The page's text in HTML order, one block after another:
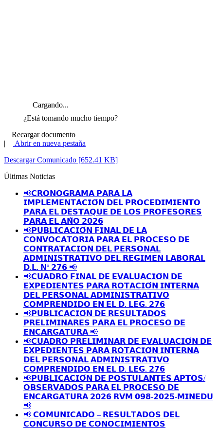
Cargando...
¿Está tomando mucho tiempo?
Recargar documento
|
Abrir en nueva pestaña
Descargar Comunicado [652.41 KB]
Últimas Noticias
📢𝗖𝗥𝗢𝗡𝗢𝗚𝗥𝗔𝗠𝗔 𝗣𝗔𝗥𝗔 𝗟𝗔
𝗜𝗠𝗣𝗟𝗘𝗠𝗘𝗡𝗧𝗔𝗖𝗜𝗢́𝗡 𝗗𝗘𝗟 𝗣𝗥𝗢𝗖𝗘𝗗𝗜𝗠𝗜𝗘𝗡𝗧𝗢
𝗣𝗔𝗥𝗔 𝗘𝗟 𝗗𝗘𝗦𝗧𝗔𝗤𝗨𝗘 𝗗𝗘 𝗟𝗢𝗦 𝗣𝗥𝗢𝗙𝗘𝗦𝗢𝗥𝗘𝗦
𝗣𝗔𝗥𝗔 𝗘𝗟 𝗔𝗡̃𝗢 𝟮𝟬𝟮𝟲
📢𝗣𝗨𝗕𝗟𝗜𝗖𝗔𝗖𝗜𝗢́𝗡 𝗙𝗜𝗡𝗔𝗟 𝗗𝗘 𝗟𝗔
𝗖𝗢𝗡𝗩𝗢𝗖𝗔𝗧𝗢𝗥𝗜𝗔 𝗣𝗔𝗥𝗔 𝗘𝗟 𝗣𝗥𝗢𝗖𝗘𝗦𝗢 𝗗𝗘
𝗖𝗢𝗡𝗧𝗥𝗔𝗧𝗔𝗖𝗜𝗢𝗡 𝗗𝗘𝗟 𝗣𝗘𝗥𝗦𝗢𝗡𝗔𝗟
𝗔𝗗𝗠𝗜𝗡𝗜𝗦𝗧𝗥𝗔𝗧𝗜𝗩𝗢 𝗗𝗘𝗟 𝗥𝗘𝗚𝗜𝗠𝗘𝗡 𝗟𝗔𝗕𝗢𝗥𝗔𝗟
𝗗.𝗟. 𝗡º 𝟮𝟳𝟲 📢
📢𝗖𝗨𝗔𝗗𝗥𝗢 𝗙𝗜𝗡𝗔𝗟 𝗗𝗘 𝗘𝗩𝗔𝗟𝗨𝗔𝗖𝗜𝗢́𝗡 𝗗𝗘
𝗘𝗫𝗣𝗘𝗗𝗜𝗘𝗡𝗧𝗘𝗦 𝗣𝗔𝗥𝗔 𝗥𝗢𝗧𝗔𝗖𝗜𝗢́𝗡 𝗜𝗡𝗧𝗘𝗥𝗡𝗔
𝗗𝗘𝗟 𝗣𝗘𝗥𝗦𝗢𝗡𝗔𝗟 𝗔𝗗𝗠𝗜𝗡𝗜𝗦𝗧𝗥𝗔𝗧𝗜𝗩𝗢
𝗖𝗢𝗠𝗣𝗥𝗘𝗡𝗗𝗜𝗗𝗢 𝗘𝗡 𝗘𝗟 𝗗. 𝗟𝗘𝗚. 𝟮𝟳𝟲
📢𝗣𝗨𝗕𝗟𝗜𝗖𝗔𝗖𝗜𝗢́𝗡 𝗗𝗘 𝗥𝗘𝗦𝗨𝗟𝗧𝗔𝗗𝗢𝗦
𝗣𝗥𝗘𝗟𝗜𝗠𝗜𝗡𝗔𝗥𝗘𝗦 𝗣𝗔𝗥𝗔 𝗘𝗟 𝗣𝗥𝗢𝗖𝗘𝗦𝗢 𝗗𝗘
𝗘𝗡𝗖𝗔𝗥𝗚𝗔𝗧𝗨𝗥𝗔 📢
📢𝗖𝗨𝗔𝗗𝗥𝗢 𝗣𝗥𝗘𝗟𝗜𝗠𝗜𝗡𝗔𝗥 𝗗𝗘 𝗘𝗩𝗔𝗟𝗨𝗔𝗖𝗜𝗢́𝗡 𝗗𝗘
𝗘𝗫𝗣𝗘𝗗𝗜𝗘𝗡𝗧𝗘𝗦 𝗣𝗔𝗥𝗔 𝗥𝗢𝗧𝗔𝗖𝗜𝗢́𝗡 𝗜𝗡𝗧𝗘𝗥𝗡𝗔
𝗗𝗘𝗟 𝗣𝗘𝗥𝗦𝗢𝗡𝗔𝗟 𝗔𝗗𝗠𝗜𝗡𝗜𝗦𝗧𝗥𝗔𝗧𝗜𝗩𝗢
𝗖𝗢𝗠𝗣𝗥𝗘𝗡𝗗𝗜𝗗𝗢 𝗘𝗡 𝗘𝗟 𝗗. 𝗟𝗘𝗚. 𝟮𝟳𝟲
📢𝗣𝗨𝗕𝗟𝗜𝗖𝗔𝗖𝗜𝗢́𝗡 𝗗𝗘 𝗣𝗢𝗦𝗧𝗨𝗟𝗔𝗡𝗧𝗘𝗦 𝗔𝗣𝗧𝗢𝗦/
𝗢𝗕𝗦𝗘𝗥𝗩𝗔𝗗𝗢𝗦 𝗣𝗔𝗥𝗔 𝗘𝗟 𝗣𝗥𝗢𝗖𝗘𝗦𝗢 𝗗𝗘
𝗘𝗡𝗖𝗔𝗥𝗚𝗔𝗧𝗨𝗥𝗔 𝟮𝟬𝟮𝟲 𝗥𝗩𝗠 𝟬𝟵𝟴-𝟮𝟬𝟮𝟱-𝗠𝗜𝗡𝗘𝗗𝗨
📢
📢 𝗖𝗢𝗠𝗨𝗡𝗜𝗖𝗔𝗗𝗢 – 𝗥𝗘𝗦𝗨𝗟𝗧𝗔𝗗𝗢𝗦 𝗗𝗘𝗟
𝗖𝗢𝗡𝗖𝗨𝗥𝗦𝗢 𝗗𝗘 𝗖𝗢𝗡𝗢𝗖𝗜𝗠𝗜𝗘𝗡𝗧𝗢𝗦